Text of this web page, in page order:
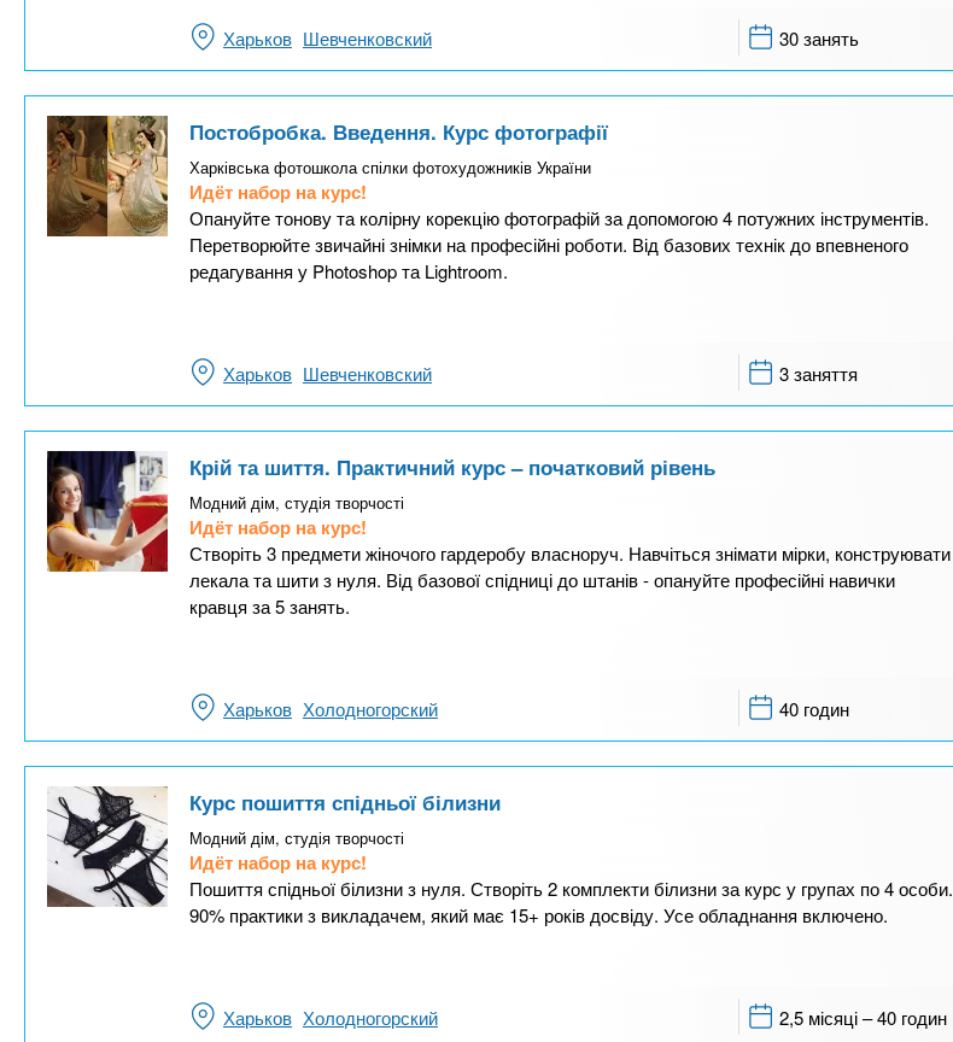
Харьков Шевченковский 30 занять
Постобробка. Введення. Курс фотографії
Харківська фотошкола спілки фотохудожників України
Идёт набор на курс!
Опануйте тонову та колірну корекцію фотографій за допомогою 4 потужних інструментів.
Перетворюйте звичайні знімки на професійні роботи. Від базових технік до впевненого
редагування у Photoshop та Lightroom.
Харьков Шевченковский 3 заняття
Крій та шиття. Практичний курс – початковий рівень
Модний дім, студія творчості
Идёт набор на курс!
Створіть 3 предмети жіночого гардеробу власноруч. Навчіться знімати мірки, конструювати
лекала та шити з нуля. Від базової спідниці до штанів - опануйте професійні навички
кравця за 5 занять.
Харьков Холодногорский 40 годин
Курс пошиття спідньої білизни
Модний дім, студія творчості
Идёт набор на курс!
Пошиття спідньої білизни з нуля. Створіть 2 комплекти білизни за курс у групах по 4 особи.
90% практики з викладачем, який має 15+ років досвіду. Усе обладнання включено.
Харьков Холодногорский 2,5 місяці – 40 годин